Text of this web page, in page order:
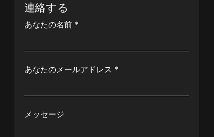
連絡する
あなたの名前 *
あなたのメールアドレス *
メッセージ